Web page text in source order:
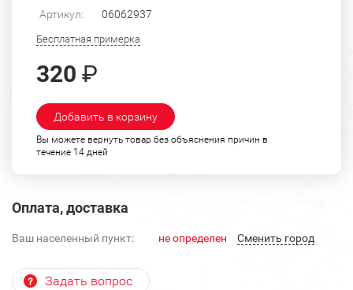
Артикул: 06062937
Бесплатная примерка
320 ₽
Добавить в корзину
Вы можете вернуть товар без объяснения причин в
течение 14 дней
Оплата, доставка
Ваш населенный пункт: не определен Cменить город
Задать вопрос